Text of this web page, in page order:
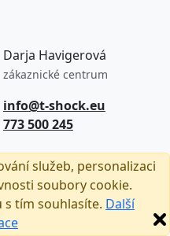
služeb, personalizaci
soubory cookie.
tím souhlasíte. Další
Darja Havigerová
zákaznické centrum
info@t-shock.eu
773 500 245
8:00–16:00
(Po–Pá)